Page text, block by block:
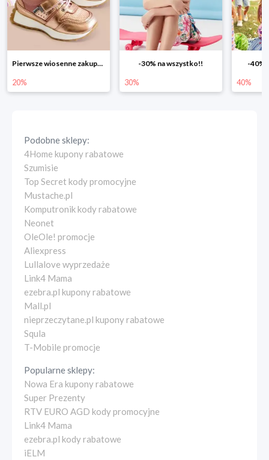
Pierwsze wiosenne zakupy -20%
20%
-30% na wszystko!!
30%
-40%
40%
Podobne sklepy:
4Home kupony rabatowe
Szumisie
Top Secret kody promocyjne
Mustache.pl
Komputronik kody rabatowe
Neonet
OleOle! promocje
Aliexpress
Lullalove wyprzedaże
Link4 Mama
ezebra.pl kupony rabatowe
Mall.pl
nieprzeczytane.pl kupony rabatowe
Squla
T-Mobile promocje
Popularne sklepy:
Nowa Era kupony rabatowe
Super Prezenty
RTV EURO AGD kody promocyjne
Link4 Mama
ezebra.pl kody rabatowe
iELM